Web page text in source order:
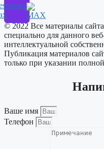
© 2022 Все материалы
специально для данного
интеллектуальной
Публикация материалов
только при указании
Ваше имя
Телефон